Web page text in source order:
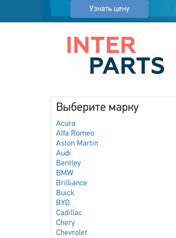
Узнать цену
Выберите марку
Acura
Alfa Romeo
Aston Martin
Audi
Bentley
BMW
Brilliance
Buick
BYD
Cadillac
Chery
Chevrolet